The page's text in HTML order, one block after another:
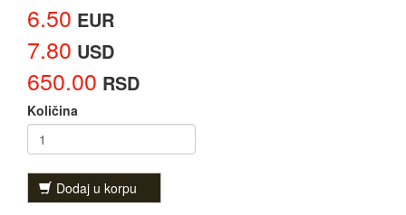
6.50 EUR
7.80 USD
650.00 RSD
Količina
Dodaj u korpu